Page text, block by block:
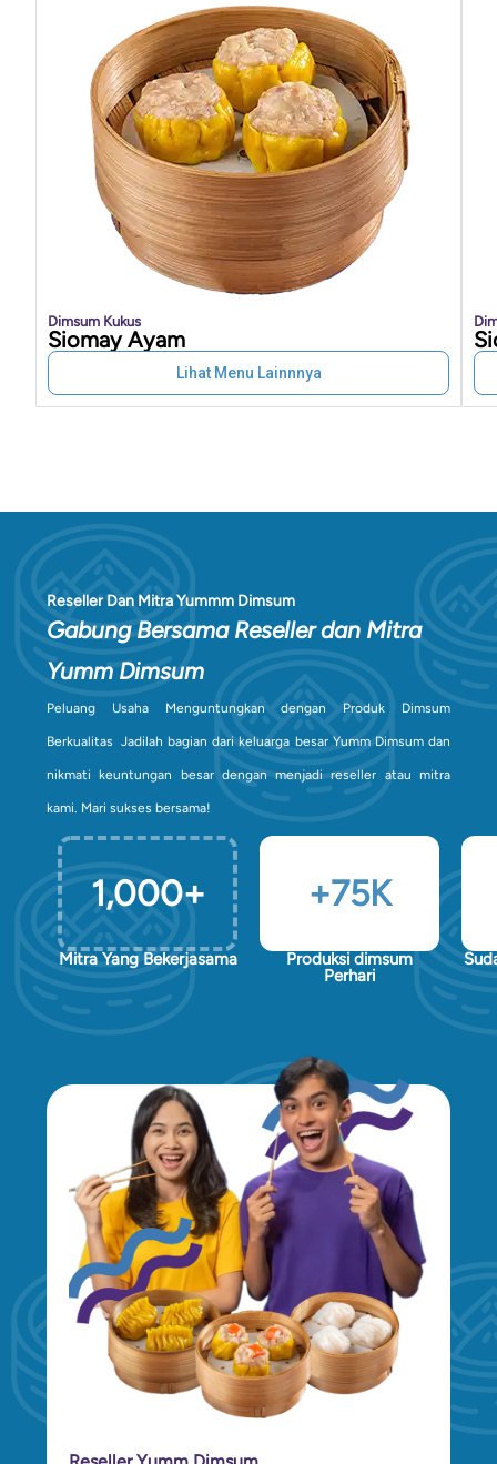
Dimsum Kukus
Siomay Ayam
Lihat Menu Lainnnya
Reseller Dan Mitra Yummm Dimsum
Gabung Bersama Reseller dan Mitra
Yumm Dimsum
Peluang Usaha Menguntungkan dengan Produk Dimsum
Berkualitas Jadilah bagian dari keluarga besar Yumm Dimsum dan
nikmati keuntungan besar dengan menjadi reseller atau mitra
kami. Mari sukses bersama!
1,000+
Mitra Yang Bekerjasama
+75K
Produksi dimsum
Perhari